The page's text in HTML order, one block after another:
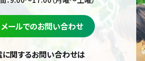
メールでのお問い合わせ
関するお問い合わせは